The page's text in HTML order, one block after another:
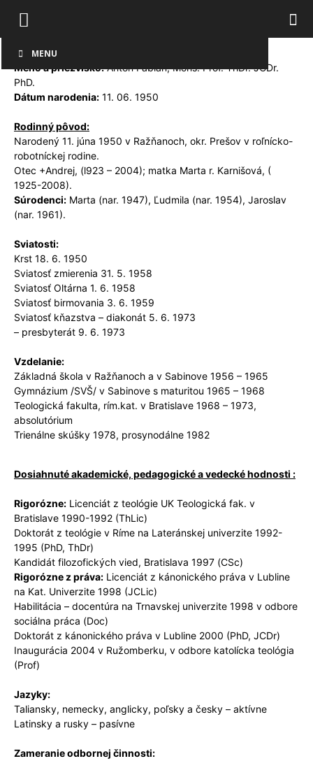
MENU
Meno a priezvisko:Anton Fabian, Mons. Prof. ThDr. JCDr.
PhD.
Dátum narodenia: 11. 06. 1950
Rodinný pôvod:
Narodený 11. júna 1950 v Ražňanoch, okr. Prešov v roľnícko-
robotníckej rodine.
Otec +Andrej, (l923 – 2004); matka Marta r. Karnišová, (
1925-2008).
Súrodenci: Marta (nar. 1947), Ľudmila (nar. 1954), Jaroslav
(nar. 1961).
Sviatosti:
Krst 18. 6. 1950
Sviatosť zmierenia 31. 5. 1958
Sviatosť Oltárna 1. 6. 1958
Sviatosť birmovania 3. 6. 1959
Sviatosť kňazstva – diakonát 5. 6. 1973
– presbyterát 9. 6. 1973
Vzdelanie:
Základná škola v Ražňanoch a v Sabinove 1956 – 1965
Gymnázium /SVŠ/ v Sabinove s maturitou 1965 – 1968
Teologická fakulta, rím.kat. v Bratislave 1968 – 1973,
absolutórium
Trienálne skúšky 1978, prosynodálne 1982
Dosiahnuté akademické, pedagogické a vedecké hodnosti :
Rigorózne: Licenciát z teológie UK Teologická fak. v
Bratislave 1990-1992 (ThLic)
Doktorát z teológie v Ríme na Lateránskej univerzite 1992-
1995 (PhD, ThDr)
Kandidát filozofických vied, Bratislava 1997 (CSc)
Rigorózne z práva: Licenciát z kánonického práva v Lubline
na Kat. Univerzite 1998 (JCLic)
Habilitácia – docentúra na Trnavskej univerzite 1998 v odbore
sociálna práca (Doc)
Doktorát z kánonického práva v Lubline 2000 (PhD, JCDr)
Inaugurácia 2004 v Ružomberku, v odbore katolícka teológia
(Prof)
Jazyky:
Taliansky, nemecky, anglicky, poľsky a česky – aktívne
Latinsky a rusky – pasívne
Zameranie odbornej činnosti: